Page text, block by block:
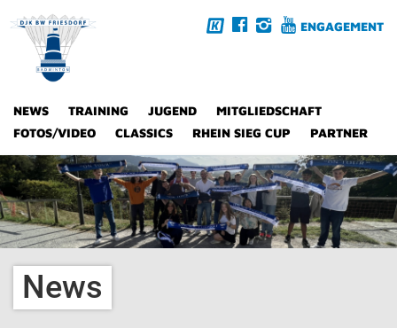
ENGAGEMENT
NEWS TRAINING JUGEND
MITGLIEDSCHAFT
FOTOS/VIDEO
CLASSICS RHEIN SIEG CUP PARTNER
News